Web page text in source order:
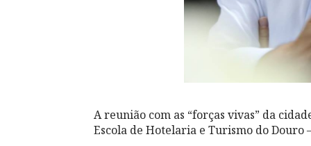
A reunião com as “forças vivas” da
Escola de Hotelaria e Turismo do Douro